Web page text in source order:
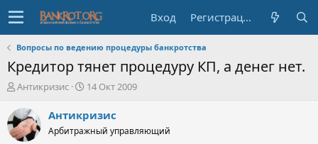
Вход Регистрация
Вопросы по ведению процедуры банкротства
Кредитор тянет процедуру КП, а денег нет.
А
т
о
р
Антикризис
Д
т
н
14 Окт 2009
Антикризис
Арбитражный управляющий